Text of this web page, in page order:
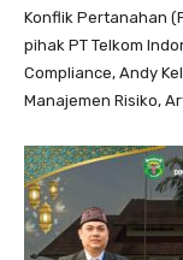
Konflik Pertanahan
pihak PT Telkom
Compliance, Andy
Manajemen Risiko,